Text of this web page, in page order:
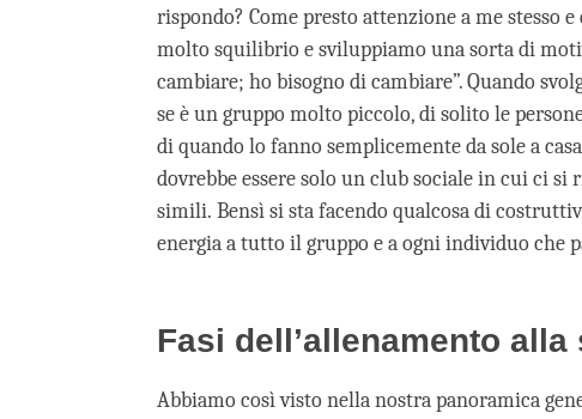
rispondo? Come presto attenzione a me stesso
molto squilibrio e sviluppiamo una sorta di
cambiare; ho bisogno di cambiare”. Quando
se è un gruppo molto piccolo, di solito le
di quando lo fanno semplicemente da sole a
dovrebbe essere solo un club sociale in cui ci
simili. Bensì si sta facendo qualcosa di
energia a tutto il gruppo e a ogni individuo che
Fasi dell’allenamento
Abbiamo così visto nella nostra panoramica